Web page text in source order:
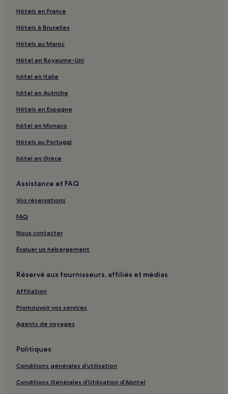
Hôtels en France
Hôtels à Bruxelles
Hôtels au Maroc
Hôtel en Royaume-Uni
hôtel en Italie
hôtel en Autriche
Hôtels en Espagne
hôtel en Monaco
Hôtels au Portugal
hôtel en Grèce
Assistance et FAQ
Vos réservations
FAQ
Nous contacter
Évaluer un hébergement
Réservé aux fournisseurs, affiliés et médias
Affiliation
Promouvoir vos services
Agents de voyages
Politiques
Conditions générales d’utilisation
Conditions Générales d’Utilisation d’Abritel